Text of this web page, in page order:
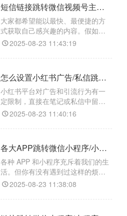
到小程序的任意页面，还能搞定小
程序码相关跳转哦！​
短信链接跳转微信视频号主页/视频号视频/视频号直播如何操作？
大家都希望能以最快、最便捷的方
式获取自己感兴趣的内容。假如你
收到一条短信，里面有个链接，点
主页，或者观看特定视频，甚至进
感觉超棒？其实，借助跳转工具
【天天外链】，就能轻松实现这一
便捷操作。​
2025-08-23 11:43:19
怎么设置小红书广告/私信跳转微信小程序/小程序任意页面/小程序码？
小红书平台对广告和引流行为有一
定限制，直接在笔记或私信中留下
微信联系方式可能会被判定为违
用户有意愿添加微信，手动复制粘
为繁琐，容易让用户在过程中流
失。而“天天外链”就像是一个智能的
桥梁，能够打破小红书和微信之间
的壁垒，让用户一键直达微信小程
2025-08-23 11:40:16
各大APP跳转微信小程序/小程序任意页面/小程序码怎么实现？
各种 APP 和小程序充斥着我们的生
活。但你有没有遇到过这样的烦
恼：想让用户从一个 APP 跳转到微
烦，导致用户流失？别担心，今天
2025-08-23 11:38:08